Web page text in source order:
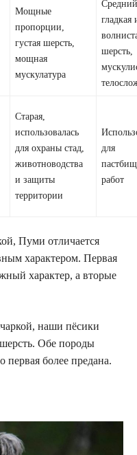
Мощные
пропорции,
густая шерсть,
мощная
мускулатура
гладкая
шерсть,
Старая,
использовалась
для охраны стад,
животноводства
и защиты
территории
для
работ
Пуми отличается
характером. Первая
характер, а вторые
наши пёсики
Обе породы
более предана.